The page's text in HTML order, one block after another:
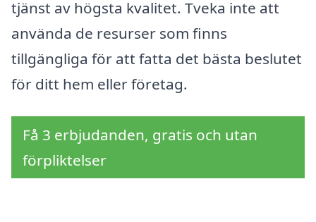
tjänst av högsta kvalitet. Tveka inte att
använda de resurser som finns
tillgängliga för att fatta det bästa beslutet
för ditt hem eller företag.
Få 3 erbjudanden, gratis och utan
förpliktelser